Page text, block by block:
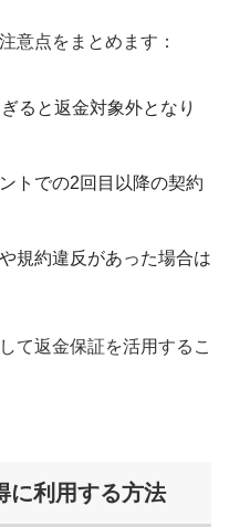
意点をまとめます：
ぎると返金対象外となり
トでの2回目以降の契約
規約違反があった場合は
て返金保証を活用するこ
に利用する方法